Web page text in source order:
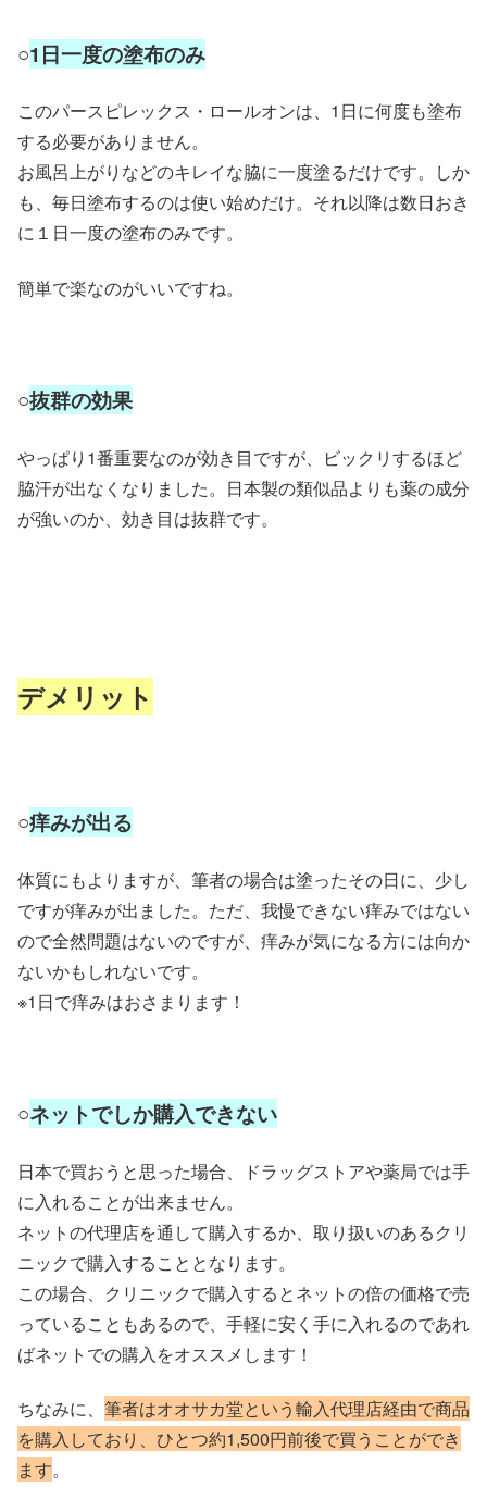
○1日一度の塗布のみ
このパースピレックス・ロールオンは、1日に何度も塗布
する必要がありません。
お風呂上がりなどのキレイな脇に一度塗るだけです。しか
も、毎日塗布するのは使い始めだけ。それ以降は数日おき
に１日一度の塗布のみです。
簡単で楽なのがいいですね。
○抜群の効果
やっぱり1番重要なのが効き目ですが、ビックリするほど
脇汗が出なくなりました。日本製の類似品よりも薬の成分
が強いのか、効き目は抜群です。
デメリット
○痒みが出る
体質にもよりますが、筆者の場合は塗ったその日に、少し
ですが痒みが出ました。ただ、我慢できない痒みではない
ので全然問題はないのですが、痒みが気になる方には向か
ないかもしれないです。
※1日で痒みはおさまります！
○ネットでしか購入できない
日本で買おうと思った場合、ドラッグストアや薬局では手
に入れることが出来ません。
ネットの代理店を通して購入するか、取り扱いのあるクリ
ニックで購入することとなります。
この場合、クリニックで購入するとネットの倍の価格で売
っていることもあるので、手軽に安く手に入れるのであれ
ばネットでの購入をオススメします！
ちなみに、 筆者はオオサカ堂という輸入代理店経由で商品
を購入しており、ひとつ約1,500円前後で買うことができ
ます。